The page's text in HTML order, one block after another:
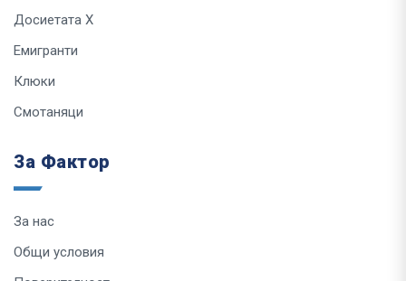
Досиетата Х
Емигранти
Клюки
Смотаняци
За Фактор
За нас
Общи условия